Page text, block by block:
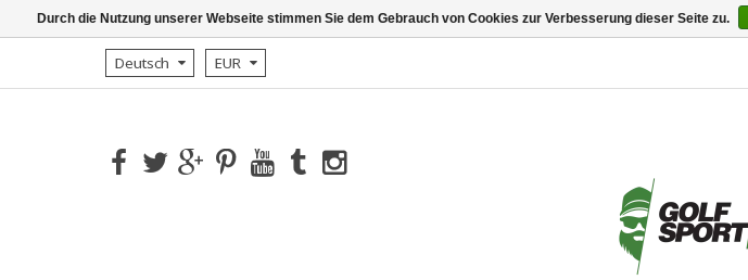
Deutsch EUR
Durch die Nutzung unserer Webseite stimmen Sie dem Gebrauch von Cookies zur Verbesserung dieser Seite zu.